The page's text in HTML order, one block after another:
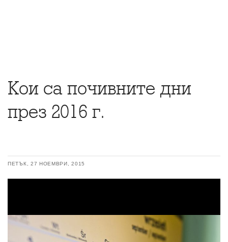
Кои са почивните дни
през 2016 г.
ПЕТЪК, 27 НОЕМВРИ, 2015